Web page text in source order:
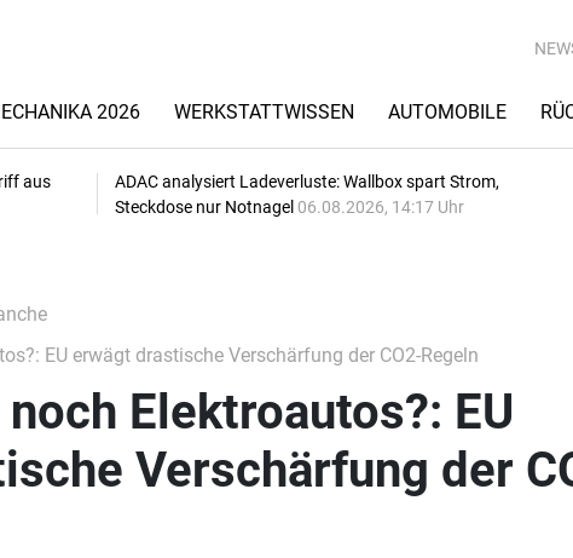
2026 WERKSTATTWISSEN AUTOMOBILE
aus
ADAC analysiert Ladeverluste: Wallbox spart Strom,
Steckdose nur Notnagel 06.08.2026, 14:17 Uhr
EU erwägt drastische Verschärfung der CO2-Regeln
Elektroautos?: EU
Verschärfung der